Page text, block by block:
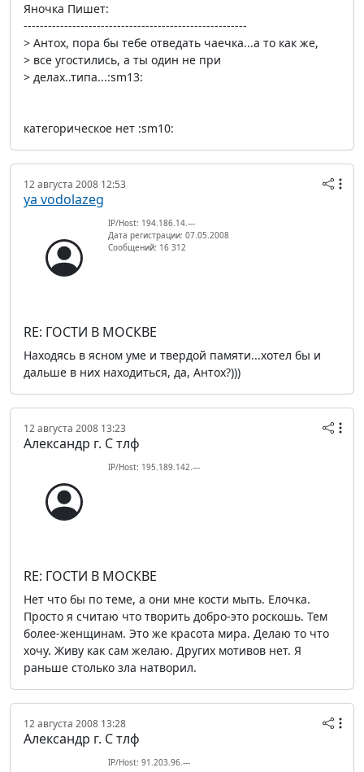
Яночка Пишет:
-------------------------------------------------------
> Антох, пора бы тебе отведать чаечка...а то как же,
> все угостились, а ты один не при
> делах..типа...:sm13:
категорическое нет :sm10:
12 августа 2008 12:53
ya vodolazeg
IP/Host: 194.186.14.---
Дата регистрации: 07.05.2008
Сообщений: 16 312
RE: ГОСТИ В МОСКВЕ
Находясь в ясном уме и твердой памяти...хотел бы и
дальше в них находиться, да, Антох?)))
12 августа 2008 13:23
Александр г. С тлф
IP/Host: 195.189.142.---
RE: ГОСТИ В МОСКВЕ
Нет что бы по теме, а они мне кости мыть. Елочка.
Просто я считаю что творить добро-это роскошь. Тем
более-женщинам. Это же красота мира. Делаю то что
хочу. Живу как сам желаю. Других мотивов нет. Я
раньше столько зла натворил.
12 августа 2008 13:28
Александр г. С тлф
IP/Host: 91.203.96.---